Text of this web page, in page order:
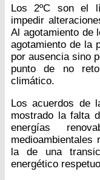
Los 2ºC son el
impedir
Al agotamiento de
agotamiento de la
por ausencia sino
punto de no
climático.
Los acuerdos de
mostrado la falta
energías
la de una
energético